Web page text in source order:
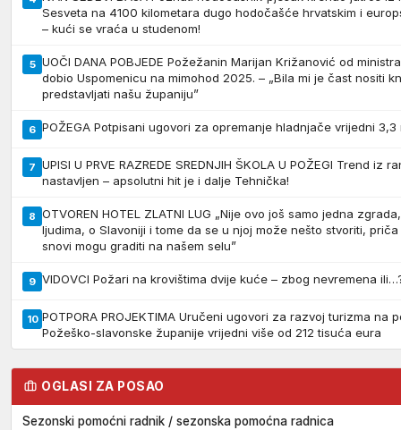
Sesveta na 4100 kilometara dugo hodočašće hrvatskim i
– kući se vraća u studenom!
5 UOČI DANA POBJEDE Požežanin Marijan Križanović od
dobio Uspomenicu na mimohod 2025. – „Bila mi je čast nositi
predstavljati našu županiju”
6 POŽEGA Potpisani ugovori za opremanje hladnjače vrijedni 3,3
7 UPISI U PRVE RAZREDE SREDNJIH ŠKOLA U POŽEGI Trend iz
nastavljen – apsolutni hit je i dalje Tehnička!
8 OTVOREN HOTEL ZLATNI LUG „Nije ovo još samo jedna
ljudima, o Slavoniji i tome da se u njoj može nešto stvoriti,
snovi mogu graditi na našem selu”
9 VIDOVCI Požari na krovištima dvije kuće – zbog nevremena
10 POTPORA PROJEKTIMA Uručeni ugovori za razvoj turizma na
Požeško-slavonske županije vrijedni više od 212 tisuća eura
OGLASI ZA POSAO
Sezonski pomoćni radnik / sezonska pomoćna radnica